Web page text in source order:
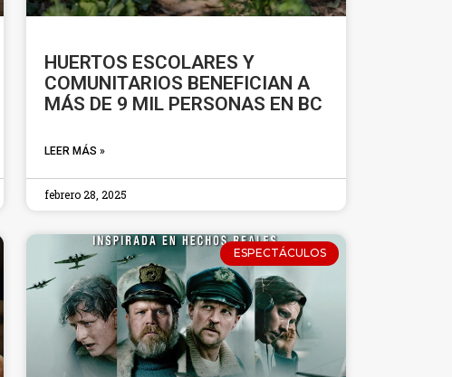
HUERTOS ESCOLARES Y
COMUNITARIOS BENEFICIAN A
MÁS DE 9 MIL PERSONAS EN BC
LEER MÁS »
febrero 28, 2025
ESPECTÁCULOS